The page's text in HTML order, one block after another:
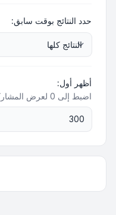
حدد النتائج بوقت سابق:
أظهر أول:
اضبط إلى 0 لعرض المشاركة كاملة.